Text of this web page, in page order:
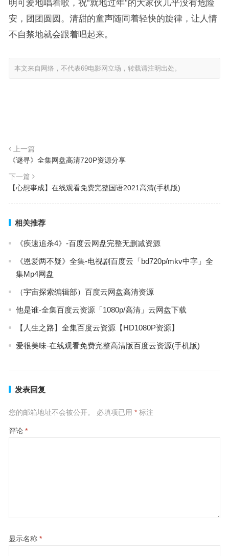
明可爱地唱着歌，祝“就地过年”的大家伙儿平没有危险
安，团团圆圆。清甜的童声随同着轻快的旋律，让人情
不自禁地就会跟着唱起来。
本文来自网络，不代表69电影网立场，转载请注明出处。
上一篇
《谜寻》全集网盘高清720P资源分享
下一篇
【心想事成】在线观看免费完整国语2021高清(手机版)
相关推荐
《疾速追杀4》-百度云网盘完整无删减资源
《恩爱两不疑》全集-电视剧百度云「bd720p/mkv中字」全
集Mp4网盘
（宇宙探索编辑部）百度云网盘高清资源
他是谁-全集百度云资源「1080p/高清」云网盘下载
【人生之路】全集百度云资源【HD1080P资源】
爱很美味-在线观看免费完整高清版百度云资源(手机版)
发表回复
您的邮箱地址不会被公开。 必填项已用 *标注
评论 *
显示名称 *